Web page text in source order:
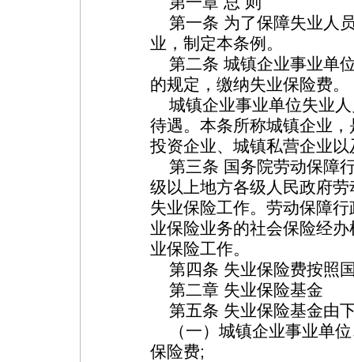
第一条 为了保障失业人
业，制定本条例。
第二条 城镇企业事业单
的规定，缴纳失业保险费。
城镇企业事业单位失业人
待遇。本条所称城镇企业
投资企业、城镇私营企业
第三条 国务院劳动保障
级以上地方各级人民政府
失业保险工作。劳动保障
业保险业务的社会保险经
业保险工作。
第四条 失业保险费按照
第二章 失业保险基金
第五条 失业保险基金由
（一）城镇企业事业单位
保险费;